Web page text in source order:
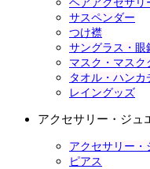
ヘアアクセサリ
サスペンダー
つけ襟
サングラス・眼
マスク・マスク
タオル・ハンカ
レイングッズ
アクセサリー・ジュ
アクセサリー・
ピアス